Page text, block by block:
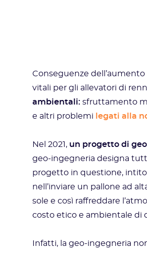
Conseguenze
vitali per gli allevatori di
ambientali: sfruttamento
e altri problemi legati alla
Nel 2021, un progetto di
geo-ingegneria designa
progetto in questione,
nell’inviare un pallone ad
sole e così raffreddare
costo etico e ambientale di
Infatti, la geo-ingegneria